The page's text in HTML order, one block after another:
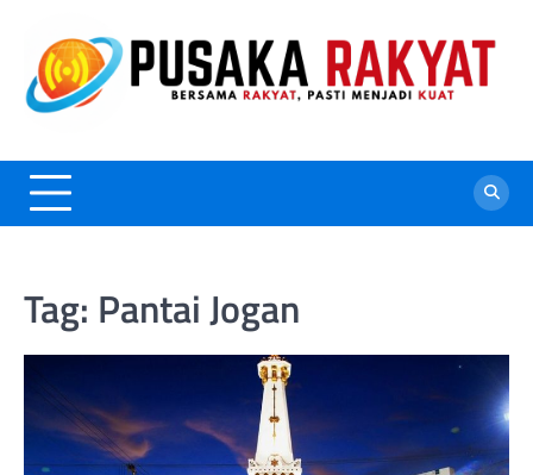
content
Tag: Pantai Jogan